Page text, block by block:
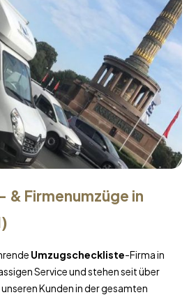
& Firmenumzüge in
Umzugscheckliste-Firma in
Service und stehen seit über
Kunden in der gesamten